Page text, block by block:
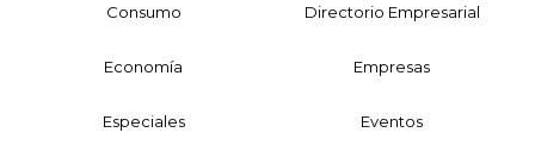
Consumo Directorio Empresarial
Economía Empresas
Especiales Eventos